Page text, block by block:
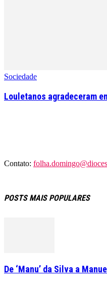
Sociedade
Louletanos agradeceram
Contato:
POSTS MAIS POPULARES
De ‘Manu’ da Silva a